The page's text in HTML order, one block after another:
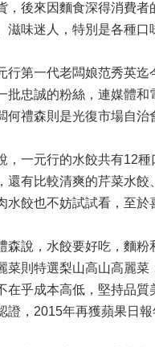
，後來因麵食深得消費
滋味迷人，特別是各種口
行第一代老闆娘范秀英
批忠誠的粉絲，連媒體
何禮森則是光復市場自治
，一元行的水餃共有12
還有比較清爽的芹菜水
水餃也不妨試試看，至於
森說，水餃要好吃，麵
菜則特選梨山高山高麗菜
在乎成本高低，堅持品
證，2015年再獲蘋果日報